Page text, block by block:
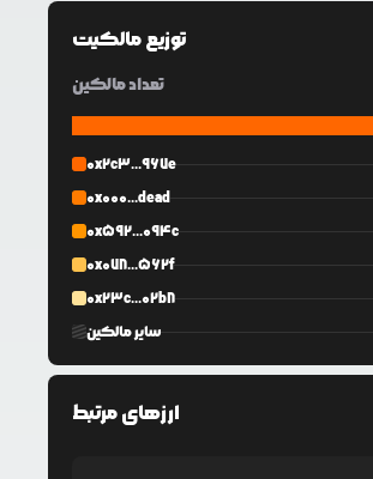
توزیع مالکیت
تعداد مالکین
0x2c3...967e
0x000...dead
0x592...094c
0x078...562f
0x23c...02b8
سایر مالکین
ارزهای مرتبط